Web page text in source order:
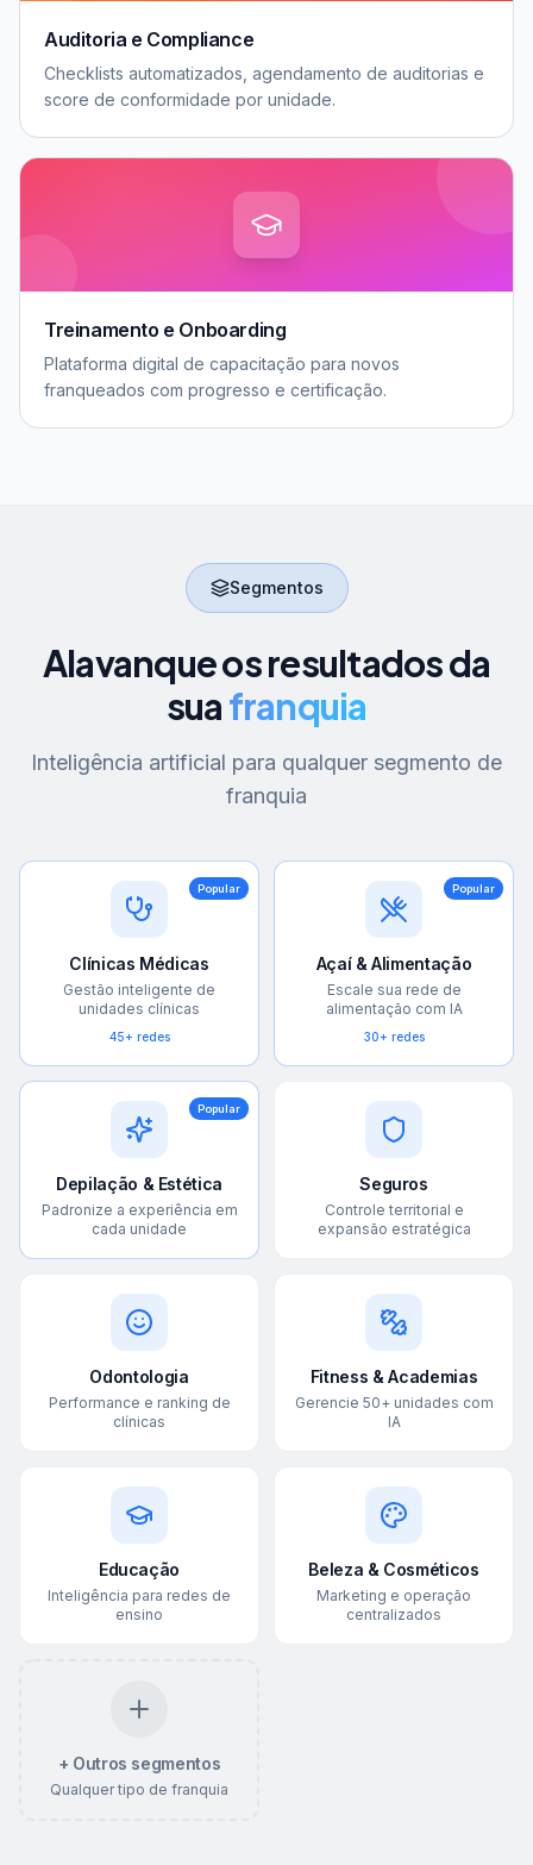
Auditoria e Compliance
Checklists automatizados, agendamento de auditorias e
score de conformidade por unidade.
Treinamento e Onboarding
Plataforma digital de capacitação para novos
franqueados com progresso e certificação.
Segmentos
Alavanque os resultados da
suafranquia
Inteligência artificial para qualquer segmento de
franquia
Popular
Clínicas Médicas
Gestão inteligente de
unidades clínicas
45+ redes
Popular
Açaí & Alimentação
Escale sua rede de
alimentação com IA
30+ redes
Popular
Depilação & Estética
Padronize a experiência em
cada unidade
Seguros
Controle territorial e
expansão estratégica
Odontologia
Performance e ranking de
clínicas
Fitness & Academias
Gerencie 50+ unidades com
IA
Educação
Inteligência para redes de
ensino
Beleza & Cosméticos
Marketing e operação
centralizados
+ Outros segmentos
Qualquer tipo de franquia